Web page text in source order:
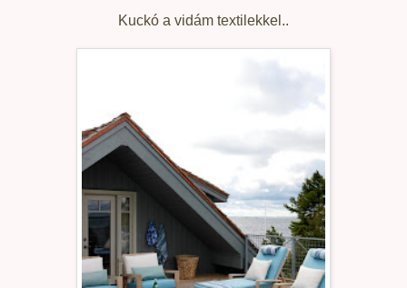
Kuckó a vidám textilekkel..